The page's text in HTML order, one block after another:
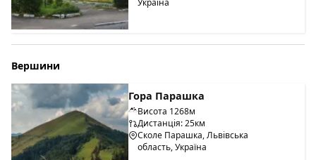
Україна
Вершини
Гора Парашка
Висота 1268м
Дистанція: 25км
Сколе Парашка, Львівська
область, Україна